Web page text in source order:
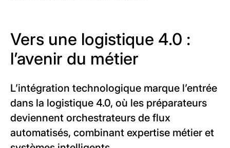
Vers une logistique 4.0 :
l’avenir du métier
L’intégration technologique marque l’entrée
dans la logistique 4.0, où les préparateurs
deviennent orchestrateurs de flux
automatisés, combinant expertise métier et